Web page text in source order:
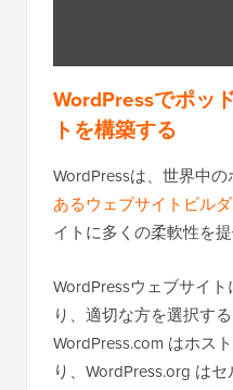
WordPressでポッ
トを構築する
WordPressは、世界中
あるウェブサイトビル
イトに多くの柔軟性を
WordPressウェブサイ
り、適切な方を選択す
WordPress.com はホス
り、WordPress.org はセ